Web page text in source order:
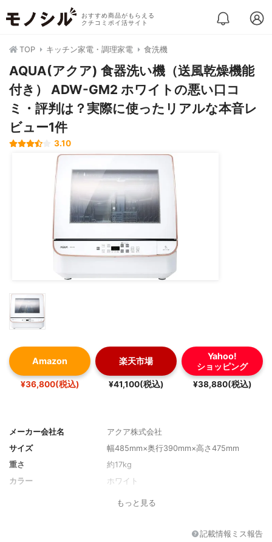
おすすめ商品がもらえる
クチコミポイ活サイト
TOP キッチン家電・調理家電 食洗機
AQUA(アクア) 食器洗い機（送風乾燥機能
付き） ADW-GM2 ホワイトの悪い口コ
ミ・評判は？実際に使ったリアルな本音レ
ビュー1件
3.10
Amazon
¥36,800(税込)
楽天市場
¥41,100(税込)
Yahoo!
ショッピング
¥38,880(税込)
メーカー会社名
アクア株式会社
サイズ
幅485mm×奥行390mm×高さ475mm
重さ
約17kg
カラー
ホワイト
もっと見る
記載情報ミス報告